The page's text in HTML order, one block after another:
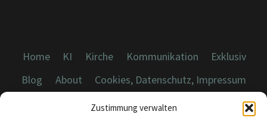
Zustimmung verwalten
Home KI Kirche Kommunikation
Exklusiv
Blog
About Cookies, Datenschutz, Impressum